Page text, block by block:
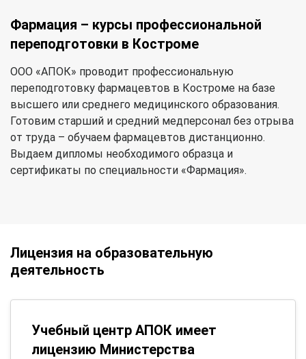
Фармация – курсы профессиональной
переподготовки в Костроме
ООО «АПОК» проводит профессиональную
переподготовку фармацевтов в Костроме на базе
высшего или среднего медицинского образования.
Готовим старший и средний медперсонал без отрыва
от труда – обучаем фармацевтов дистанционно.
Выдаем дипломы необходимого образца и
сертификаты по специальности «Фармация».
Лицензия на образовательную
деятельность
Учебный центр АПОК имеет
лицензию Министерства